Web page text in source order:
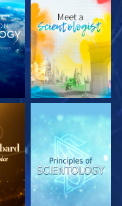
SERIE
ENTDECKEN